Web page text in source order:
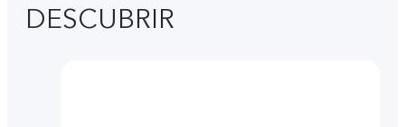
DESCUBRIR